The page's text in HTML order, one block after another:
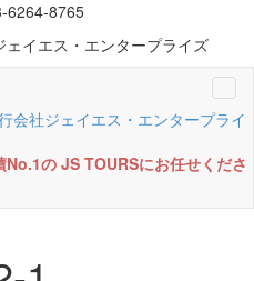
6264-8765
イエス・エンタープライズ
の JS TOURSにお任せくださ